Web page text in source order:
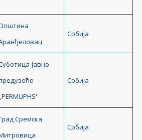
Србија
Јавно
Србија
Сремска
Србија